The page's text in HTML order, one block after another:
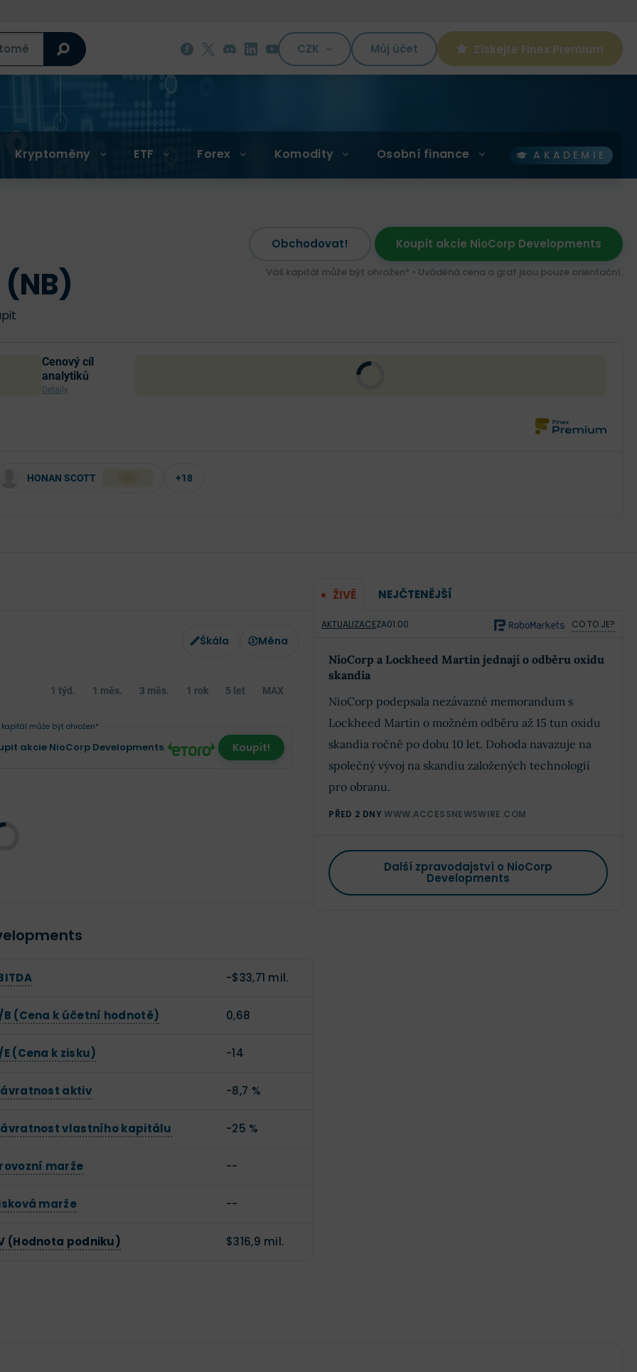
CZK Můj účet Získejte Finex Premium
Kryptoměny ETF Forex Komodity Osobní finance AKADEMIE
Obchodovat! Koupit akcie NioCorp Developments
Váš kapitál může být ohrožen* • Uváděná cena a graf jsou pouze orientační.
Cenový cíl
analytiků
Detaily
HONAN SCOTT +18
Škála Měna
1 týd. 1 měs. 3 měs. 1 rok 5 let MAX
akcie NioCorp Developments
kapitál může být ohrožen*
Koupit!
-$33,71 mil.
B (Cena k účetní hodnotě) 0,68
E (Cena k zisku) -14
aktiv -8,7 %
vlastního kapitálu -25 %
marže --
marže --
(Hodnota podniku) $316,9 mil.
ŽIVĚ NEJČTENĚJŠÍ
AKTUALIZACEZA01:00 CO TO JE?
NioCorp a Lockheed Martin jednají o odběru oxidu
skandia
NioCorp podepsala nezávazné memorandum s
Lockheed Martin o možném odběru až 15 tun oxidu
skandia ročně po dobu 10 let. Dohoda navazuje na
společný vývoj na skandiu založených technologií
pro obranu.
PŘED 2 DNY WWW.ACCESSNEWSWIRE.COM
Další zpravodajství o NioCorp
Developments